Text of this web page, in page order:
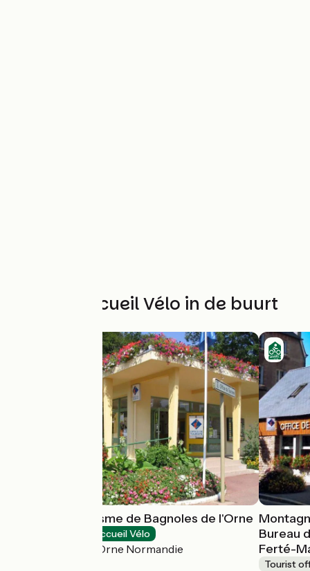
Andere Accueil Vélo in de buurt
Office de Tourisme de Bagnoles de l'Orne
Accueil Vélo
Bagnoles de l'Orne Normandie
Bureau
Ferté-
Tourist